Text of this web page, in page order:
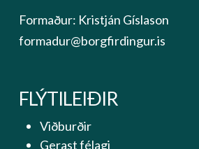
Formaður: Kristján Gíslason
formadur@borgfirdingur.is
FLÝTILEIÐIR
Viðburðir
Gerast félagi